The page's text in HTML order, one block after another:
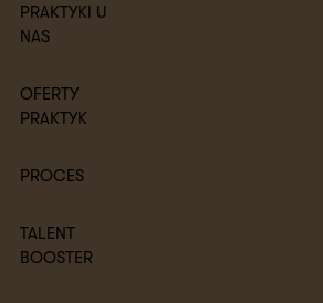
PRAKTYKI U
NAS
OFERTY
PRAKTYK
PROCES
TALENT
BOOSTER